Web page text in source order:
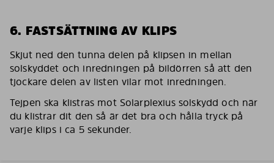
6. FASTSÄTTNING AV KLIPS
Skjut ned den tunna delen på klipsen in mellan
solskyddet och inredningen på bildörren så att den
tjockare delen av listen vilar mot inredningen.
Tejpen ska klistras mot Solarplexius solskydd och när
du klistrar dit den så är det bra och hålla tryck på
varje klips i ca 5 sekunder.